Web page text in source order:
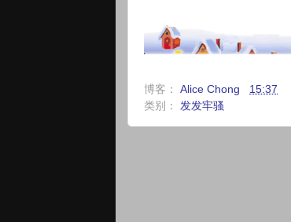
博客： Alice Chong 15:37
类别： 发发牢骚